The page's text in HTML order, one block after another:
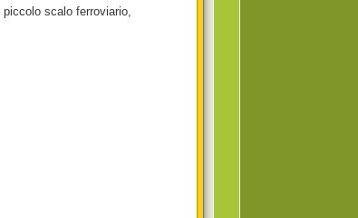
scalo ferroviario,